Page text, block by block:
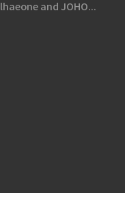
and JOHO...